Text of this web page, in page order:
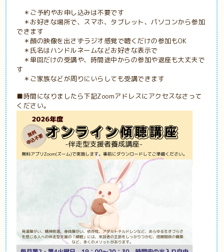
＊ご予約やお申し込みは不要です
＊お好きな場所で、スマホ、タブレット、パソコンから参加
できます
＊顔の映像を出さずラジオ感覚で聴くだけの参加もOK
＊氏名はハンドルネームなどお好きな表示で
＊単回だけの受講や、時間途中からの参加や退座も大丈夫で
す
＊ご家族などが周りにいらしても受講できます
■時間になりましたら下記Zoomアドレスにアクセスなさって
ください。